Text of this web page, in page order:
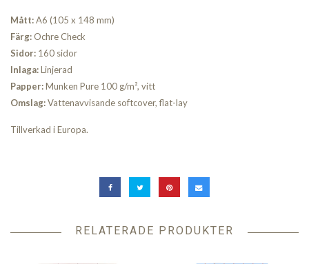
Mått:A6 (105 x 148 mm)
Färg:Ochre Check
Sidor: 160 sidor
Inlaga:Linjerad
Papper:Munken Pure 100 g/m², vitt
Omslag:Vattenavvisande softcover, flat-lay
Tillverkad i Europa.
RELATERADE PRODUKTER